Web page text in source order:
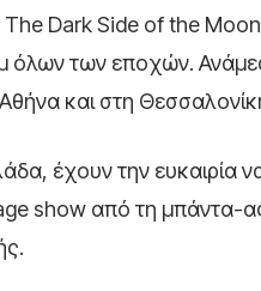
Dark Side of the Moon,
των εποχών.
και στη
έχουν την
show από τη μπάντα-